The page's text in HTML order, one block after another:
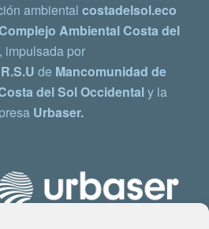
ambiental costadelsol.eco
Ambiental Costa del
impulsada por
de Mancomunidad de
del Sol Occidentaly la
Urbaser.